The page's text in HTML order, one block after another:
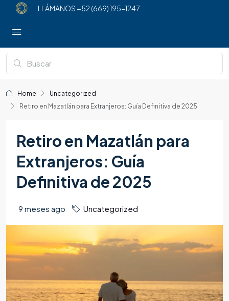
LLÁMANOS +52 (669) 195-1247
Home
Uncategorized
Retiro en Mazatlán para Extranjeros: Guía Definitiva de 2025
Retiro en Mazatlán para
Extranjeros: Guía
Definitiva de 2025
9 meses ago Uncategorized